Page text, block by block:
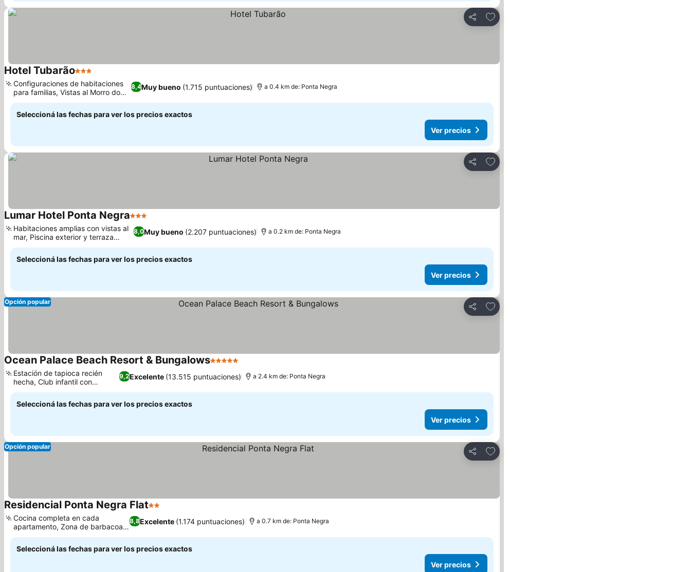
Compartir
Añadir a favoritos
Hotel Tubarão3 Estrellas
8,4Muy bueno (1.715 puntuaciones)
Configuraciones de habitaciones
para familias, Vistas al Morro do
Careca
a 0.4 km de: Ponta Negra
Seleccioná las fechas para ver los precios exactos
Ver precios
Compartir
Añadir a favoritos
Lumar Hotel Ponta Negra3 Estrellas
8,0Muy bueno (2.207 puntuaciones)
Habitaciones amplias con vistas al
mar, Piscina exterior y terraza
ajardinada
a 0.2 km de: Ponta Negra
Seleccioná las fechas para ver los precios exactos
Ver precios
Compartir
Añadir a favoritos
Opción popular
Ocean Palace Beach Resort & Bungalows5 Estrellas
9,2Excelente (13.515 puntuaciones)
Estación de tapioca recién
hecha, Club infantil con
actividades
a 2.4 km de: Ponta Negra
Seleccioná las fechas para ver los precios exactos
Ver precios
Compartir
Añadir a favoritos
Opción popular
Residencial Ponta Negra Flat2 Estrellas
8,8Excelente (1.174 puntuaciones)
Cocina completa en cada
apartamento, Zona de barbacoa
en el patio
a 0.7 km de: Ponta Negra
Seleccioná las fechas para ver los precios exactos
Ver precios